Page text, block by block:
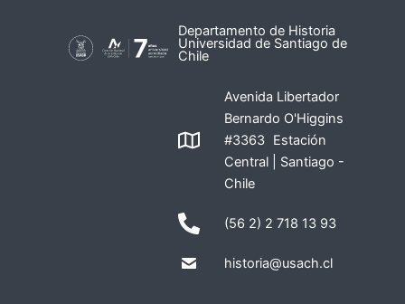
Departamento de Historia
Universidad de Santiago de
Chile
Avenida Libertador
Bernardo O'Higgins
#3363 Estación
Central | Santiago -
Chile
(56 2) 2 718 13 93
historia@usach.cl